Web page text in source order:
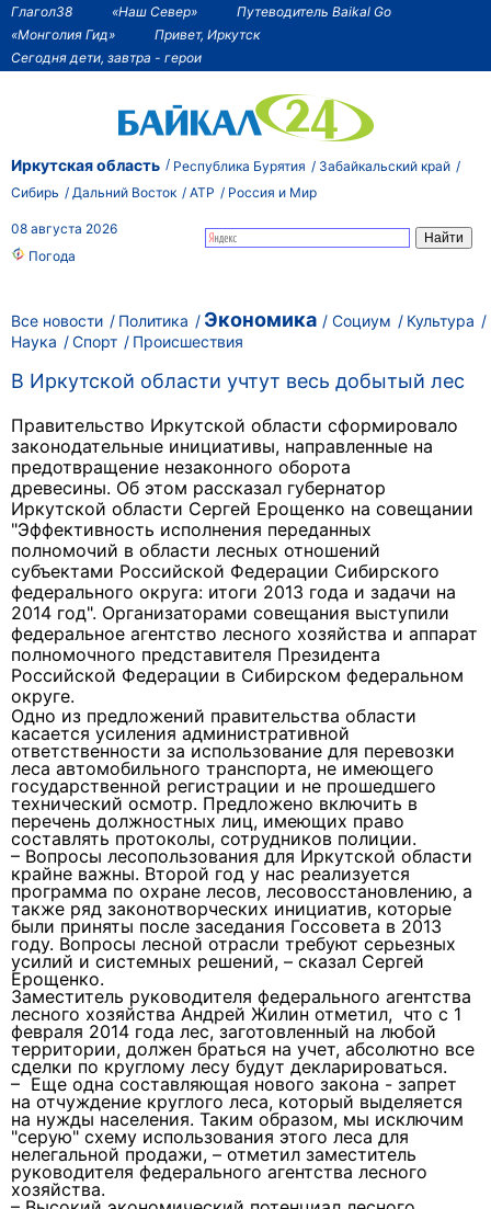
Глагол38 «Наш Север»
Путеводитель Baikal Go
«Монголия Гид»
Привет, Иркутск
Сегодня дети, завтра - герои
Иркутская область Республика Бурятия
Забайкальский край
Сибирь
Дальний Восток АТР Россия и Мир
08 августа 2026
Погода
Все новости Политика Экономика Социум
Культура
Наука
Спорт Происшествия
В Иркутской области учтут весь добытый лес
Правительство Иркутской области сформировало
законодательные инициативы, направленные на
предотвращение незаконного оборота
древесины. Об этом рассказал губернатор
Иркутской области Сергей Ерощенко на совещании
"Эффективность исполнения переданных
полномочий в области лесных отношений
субъектами Российской Федерации Сибирского
федерального округа: итоги 2013 года и задачи на
2014 год". Организаторами совещания выступили
федеральное агентство лесного хозяйства и аппарат
полномочного представителя Президента
Российской Федерации в Сибирском федеральном
округе.
Одно из предложений правительства области
касается усиления административной
ответственности за использование для перевозки
леса автомобильного транспорта, не имеющего
государственной регистрации и не прошедшего
технический осмотр. Предложено включить в
перечень должностных лиц, имеющих право
составлять протоколы, сотрудников полиции.
– Вопросы лесопользования для Иркутской области
крайне важны. Второй год у нас реализуется
программа по охране лесов, лесовосстановлению, а
также ряд законотворческих инициатив, которые
были приняты после заседания Госсовета в 2013
году. Вопросы лесной отрасли требуют серьезных
усилий и системных решений, – сказал Сергей
Ерощенко.
Заместитель руководителя федерального агентства
лесного хозяйства Андрей Жилин отметил, что с 1
февраля 2014 года лес, заготовленный на любой
территории, должен браться на учет, абсолютно все
сделки по круглому лесу будут декларироваться.
– Еще одна составляющая нового закона - запрет
на отчуждение круглого леса, который выделяется
на нужды населения. Таким образом, мы исключим
"серую" схему использования этого леса для
нелегальной продажи, – отметил заместитель
руководителя федерального агентства лесного
хозяйства.